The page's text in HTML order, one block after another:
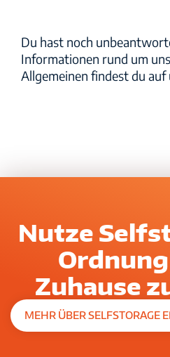
Du hast noch
Informationen rund um
Allgemeinen findest du auf
Nutze
Zuhause
MEHR ÜBER SELFSTORAGE